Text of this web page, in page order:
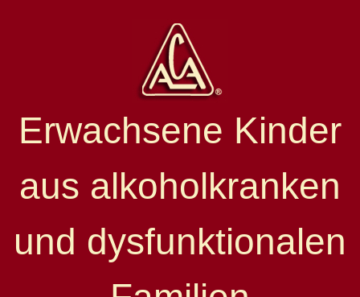
Erwachsene Kinder
aus alkoholkranken
und dysfunktionalen